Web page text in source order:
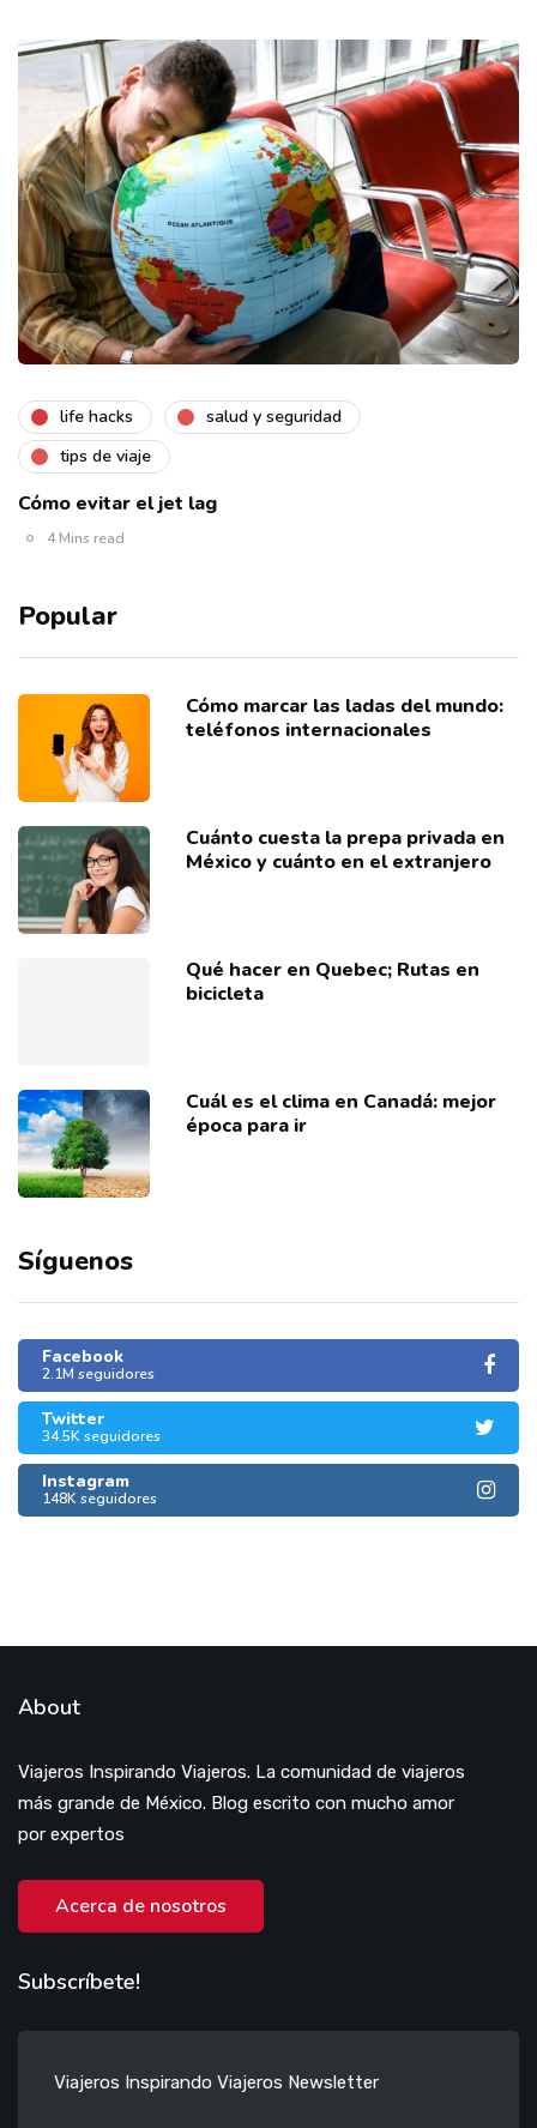
life hacks
salud y seguridad
tips de viaje
Cómo evitar el jet lag
4 Mins read
Popular
Cómo marcar las ladas del mundo:
teléfonos internacionales
Cuánto cuesta la prepa privada en
México y cuánto en el extranjero
Qué hacer en Quebec; Rutas en
bicicleta
Cuál es el clima en Canadá: mejor
época para ir
Síguenos
Facebook
2.1M seguidores
Twitter
34.5K seguidores
Instagram
148K seguidores
About
Viajeros Inspirando Viajeros. La comunidad de viajeros
más grande de México. Blog escrito con mucho amor
por expertos
Acerca de nosotros
Subscríbete!
Viajeros Inspirando Viajeros Newsletter